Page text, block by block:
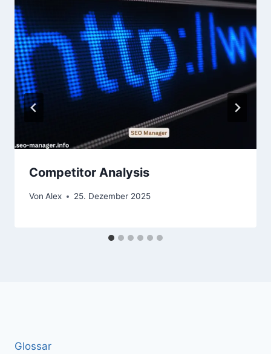
Competitor Analysis
Von Alex 25. Dezember 2025
Glossar